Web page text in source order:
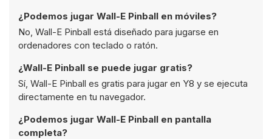
¿Podemos jugar Wall-E Pinball en móviles?
No, Wall-E Pinball está diseñado para jugarse en
ordenadores con teclado o ratón.
¿Wall-E Pinball se puede jugar gratis?
Sí, Wall-E Pinball es gratis para jugar en Y8 y se ejecuta
directamente en tu navegador.
¿Podemos jugar Wall-E Pinball en pantalla
completa?